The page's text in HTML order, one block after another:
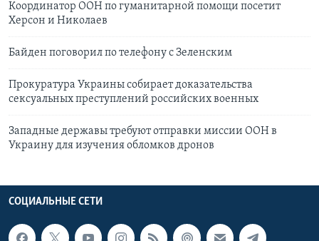
Координатор ООН по гуманитарной помощи посетит
Херсон и Николаев
Байден поговорил по телефону с Зеленским
Прокуратура Украины собирает доказательства
сексуальных преступлений российских военных
Западные державы требуют отправки миссии ООН в
Украину для изучения обломков дронов
СОЦИАЛЬНЫЕ СЕТИ